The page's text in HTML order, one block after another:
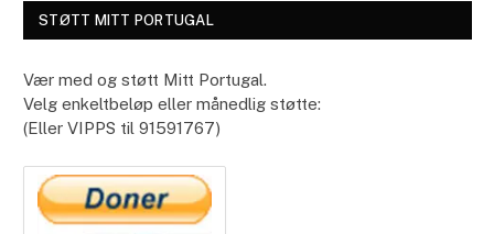
STØTT MITT PORTUGAL
Vær med og støtt Mitt Portugal.
Velg enkeltbeløp eller månedlig støtte:
(Eller VIPPS til 91591767)